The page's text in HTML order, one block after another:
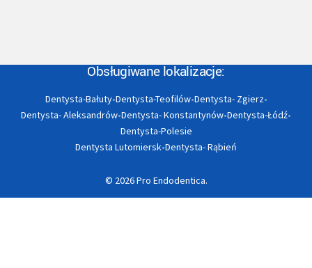
Obsługiwane lokalizacje:
Dentysta-Bałuty•Dentysta-Teofilów•Dentysta- Zgierz•
Dentysta- Aleksandrów•Dentysta- Konstantynów•Dentysta-Łódź•
Dentysta-Polesie
Dentysta Lutomiersk•Dentysta- Rąbień
© 2026 Pro Endodentica.